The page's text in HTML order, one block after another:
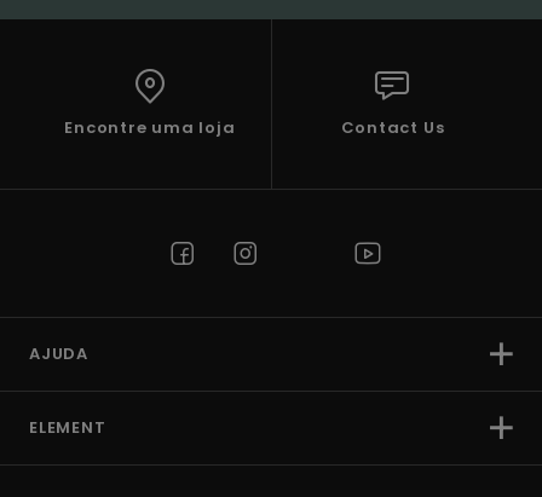
Encontre uma loja Contact Us
AJUDA
ELEMENT